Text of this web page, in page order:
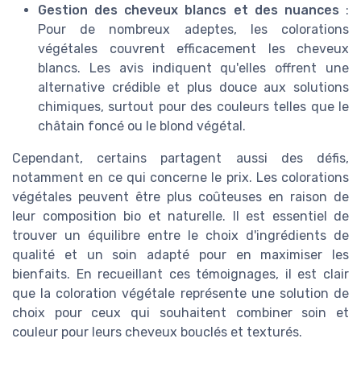
Gestion des cheveux blancs et des nuances :
Pour de nombreux adeptes, les colorations
végétales couvrent efficacement les cheveux
blancs. Les avis indiquent qu'elles offrent une
alternative crédible et plus douce aux solutions
chimiques, surtout pour des couleurs telles que le
châtain foncé ou le blond végétal.
Cependant, certains partagent aussi des défis,
notamment en ce qui concerne le prix. Les colorations
végétales peuvent être plus coûteuses en raison de
leur composition bio et naturelle. Il est essentiel de
trouver un équilibre entre le choix d'ingrédients de
qualité et un soin adapté pour en maximiser les
bienfaits. En recueillant ces témoignages, il est clair
que la coloration végétale représente une solution de
choix pour ceux qui souhaitent combiner soin et
couleur pour leurs cheveux bouclés et texturés.